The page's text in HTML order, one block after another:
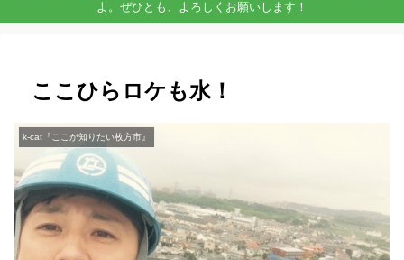
よ。ぜひとも、よろしくお願いします！
ここひらロケも水！
k-cat『ここが知りたい枚方市』